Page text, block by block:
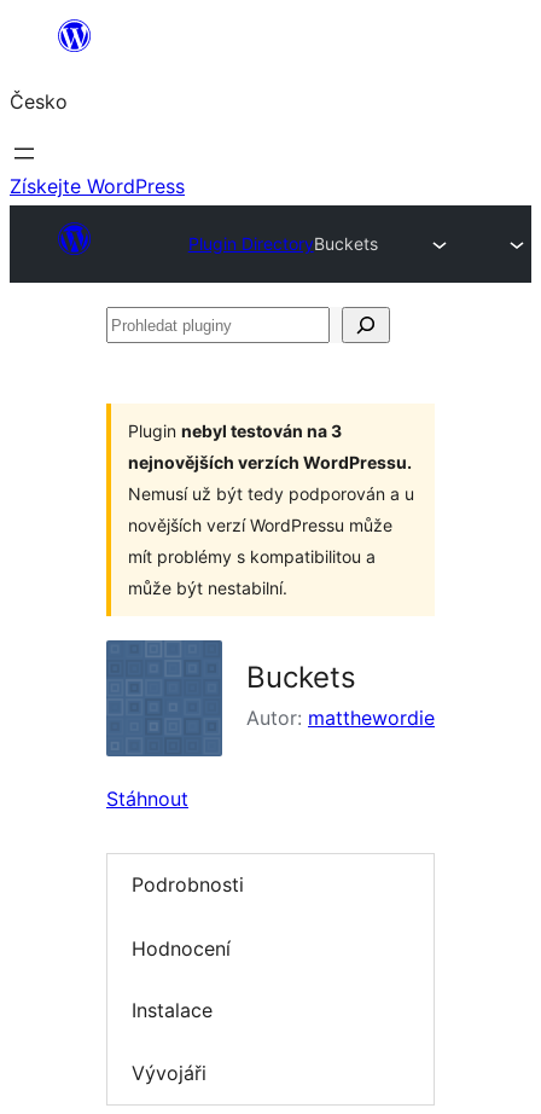
Přeskočit
obsah
Česko
Získejte WordPress
Plugin DirectoryBuckets
Prohledat
Plugin nebyl testován na 3
nejnovějších verzích WordPressu.
Nemusí už být tedy podporován a u
novějších verzí WordPressu může
mít problémy s kompatibilitou a
může být nestabilní.
Buckets
Autor: matthewordie
Stáhnout
Podrobnosti
Hodnocení
Instalace
Vývojáři